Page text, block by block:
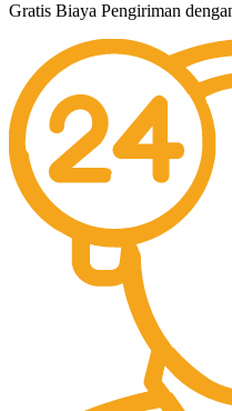
Gratis Biaya Pengiriman